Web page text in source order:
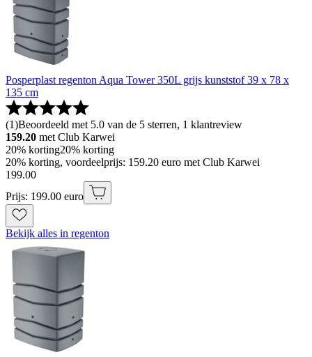
Posperplast regenton Aqua Tower 350L grijs kunststof 39 x 78 x
135 cm
(1)Beoordeeld met 5.0 van de 5 sterren, 1 klantreview
159.20 met Club Karwei
20% korting20% korting
20% korting, voordeelprijs: 159.20 euro met Club Karwei
199.00
Prijs: 199.00 euro
Bekijk alles in regenton